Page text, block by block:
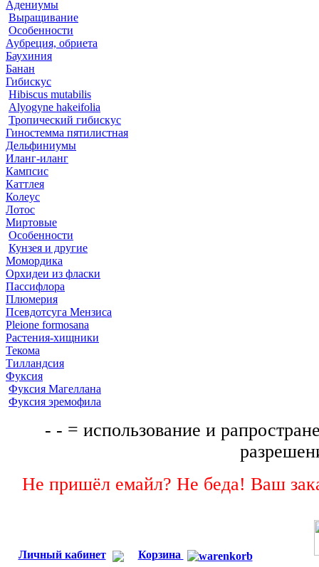
Адениумы
Выращивание
Особенности
Аубреция, обриета
Баухиния
Банан
Гибискус
Hibiscus mutabilis
Alyogyne hakeifolia
Тропический гибискус
Гиностемма пятилистная
Дельфиниумы
Иланг-иланг
Кампсис
Каттлея
Колеус
Лотос
Миртовые
Особенности
Кунзея и другие
Момордика
Орхидеи из фласки
Пассифлора
Плюмерия
Псевдотсуга Мензиса
Pleione formosana
Растения-хищники
Текома
Тилландсия
Фуксия
Фуксия Магеллана
Фуксия эремофила
- - = использование и
Не пришёл емайл? Не беда! Ваш
Личный кабинет Корзина